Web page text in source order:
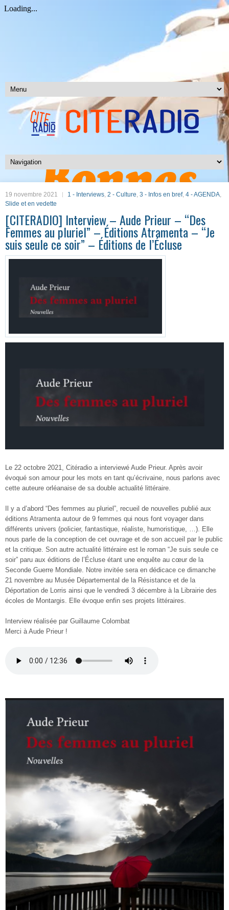
19 novembre 2021 1 - Interviews, 2 - Culture, 3 - Infos en bref, 4 - AGENDA,
Slide et en vedette
[CITERADIO] Interview – Aude Prieur – “Des
Femmes au pluriel” – Éditions Atramenta – “Je
suis seule ce soir” – Éditions de l’Écluse
Le 22 octobre 2021, Citéradio a interviewé Aude Prieur. Après avoir
évoqué son amour pour les mots en tant qu’écrivaine, nous parlons avec
cette auteure orléanaise de sa double actualité littéraire.
Il y a d’abord “Des femmes au pluriel”, recueil de nouvelles publié aux
éditions Atramenta autour de 9 femmes qui nous font voyager dans
différents univers (policier, fantastique, réaliste, humoristique, …). Elle
nous parle de la conception de cet ouvrage et de son accueil par le public
et la critique. Son autre actualité littéraire est le roman “Je suis seule ce
soir” paru aux éditions de l’Écluse étant une enquête au cœur de la
Seconde Guerre Mondiale. Notre invitée sera en dédicace ce dimanche
21 novembre au Musée Départemental de la Résistance et de la
Déportation de Lorris ainsi que le vendredi 3 décembre à la Librairie des
écoles de Montargis. Elle évoque enfin ses projets littéraires.
Interview réalisée par Guillaume Colombat
Merci à Aude Prieur !